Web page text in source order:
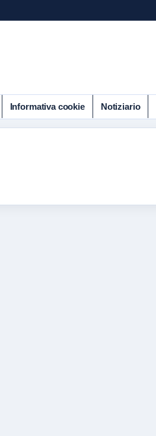
Informativa cookie Notiziario